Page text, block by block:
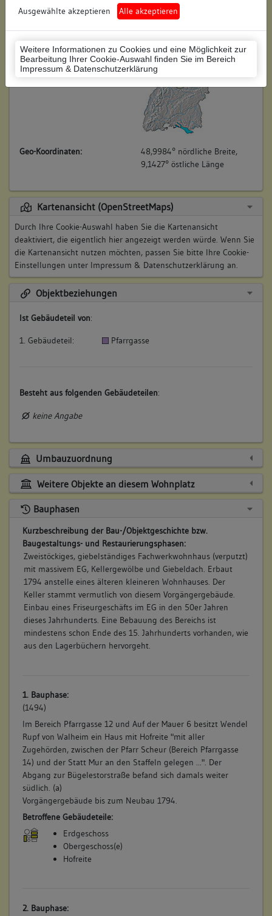
Ausgewählte akzeptieren Alle akzeptieren
Weitere Informationen zu Cookies und eine Möglichkeit zur
Bearbeitung Ihrer Cookie-Auswahl finden Sie im Bereich
Impressum & Datenschutzerklärung
Historischer Straßenname: keiner
Lage des Wohnplatzes:
Geo-Koordinaten:
48,9984° nördliche Breite,
9,1427° östliche Länge
Kartenansicht (OpenStreetMaps)
Durch Ihre Cookie-Auswahl haben Sie die Kartenansicht
deaktiviert, die eigentlich hier angezeigt werden würde. Wenn Sie
die Kartenansicht nutzen möchten, passen Sie bitte Ihre Cookie-
Einstellungen unter Impressum & Datenschutzerklärung an.
Objektbeziehungen
Ist Gebäudeteil von:
1. Gebäudeteil: Pfarrgasse
Besteht aus folgenden Gebäudeteilen:
keine Angabe
Umbauzuordnung
Weitere Objekte an diesem Wohnplatz
Bauphasen
Kurzbeschreibung der Bau-/Objektgeschichte bzw.
Baugestaltungs- und Restaurierungsphasen:
Zweistöckiges, giebelständiges Fachwerkwohnhaus (verputzt)
mit massivem EG, Kellergewölbe und Giebeldach. Erbaut
1794 anstelle eines älteren kleineren Wohnhauses. Der
Keller stammt vermutlich von diesem Vorgängergebäude.
Einbau eines Friseurgeschäfts im EG in den 50er Jahren
dieses Jahrhunderts. Eine Bebauung des Bereichs ist
mindestens schon Ende des 15. Jahrhunderts vorhanden, wie
aus den Lagerbüchern hervorgeht.
1. Bauphase:
(1494)
Im Bereich Pfarrgasse 12 und Auf der Mauer 6 besitzt Wendel
Rupf von Walheim ein Haus mit Hofreite "mit aller
Zugehörden, zwischen der Pfarr Scheur (Bereich Pfarrgasse
14) und der Statt Mur an den Staffeln gelegen ...". Der
Abgang zur Bügelestorstraße befand sich damals weiter
südlich. (a)
Vorgängergebäude bis zum Neubau 1794.
Betroffene Gebäudeteile:
Erdgeschoss
Obergeschoss(e)
Hofreite
2. Bauphase: